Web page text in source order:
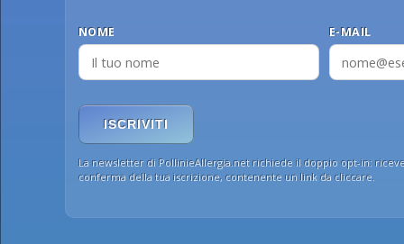
NOME E-MAIL
ISCRIVITI
La newsletter di PollinieAllergia.net richiede il doppio opt-in:
conferma della tua iscrizione, contenente un link da cliccare.